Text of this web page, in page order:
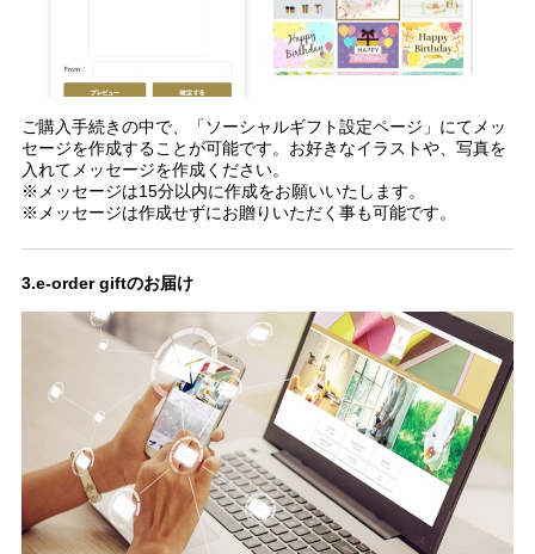
ご購入手続きの中で、「ソーシャルギフト設定ページ」にてメッ
セージを作成することが可能です。お好きなイラストや、写真を
入れてメッセージを作成ください。
※メッセージは15分以内に作成をお願いいたします。
※メッセージは作成せずにお贈りいただく事も可能です。
3.e-order giftのお届け